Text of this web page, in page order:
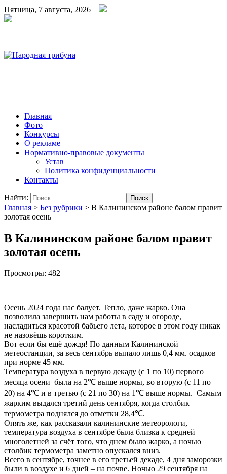
Пятница, 7 августа, 2026
Главная
Фото
Конкурсы
О рекламе
Нормативно-правовые документы
Устав
Политика конфиденциальности
Контакты
Найти:
Главная > Без рубрики > В Калининском районе балом правит
золотая осень
В Калининском районе балом правит
золотая осень
Просмотры: 482
Осень 2024 года нас балует. Тепло, даже жарко. Она
позволила завершить нам работы в саду и огороде,
насладиться красотой бабьего лета, которое в этом году никак
не назовёшь коротким.
Вот если бы ещё дождя! По данным Калининской
метеостанции, за весь сентябрь выпало лишь 0,4 мм. осадков
при норме 45 мм.
Температура воздуха в первую декаду (с 1 по 10) первого
месяца осени была на 2℃ выше нормы, во вторую (с 11 по
20) на 4℃ и в третью (с 21 по 30) на 1℃ выше нормы. Самым
жарким выдался третий день сентября, когда столбик
термометра поднялся до отметки 28,4℃.
Опять же, как рассказали калининские метеорологи,
температура воздуха в сентябре была близка к средней
многолетней за счёт того, что днем было жарко, а ночью
столбик термометра заметно опускался вниз.
Всего в сентябре, точнее в его третьей декаде, 4 дня заморозки
были в воздухе и 6 дней – на почве. Ночью 29 сентября на